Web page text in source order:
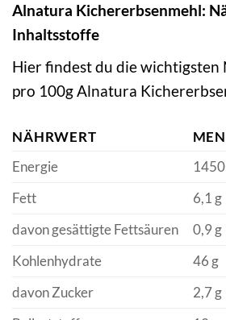
Alnatura Kichererbsenmehl:
Inhaltsstoffe
Hier findest du die wichtigsten
pro 100g Alnatura
NÄHRWERT
Energie
Fett
6,1 g
davon gesättigte Fettsäuren
0,9 g
Kohlenhydrate
46 g
davon Zucker
2,7 g